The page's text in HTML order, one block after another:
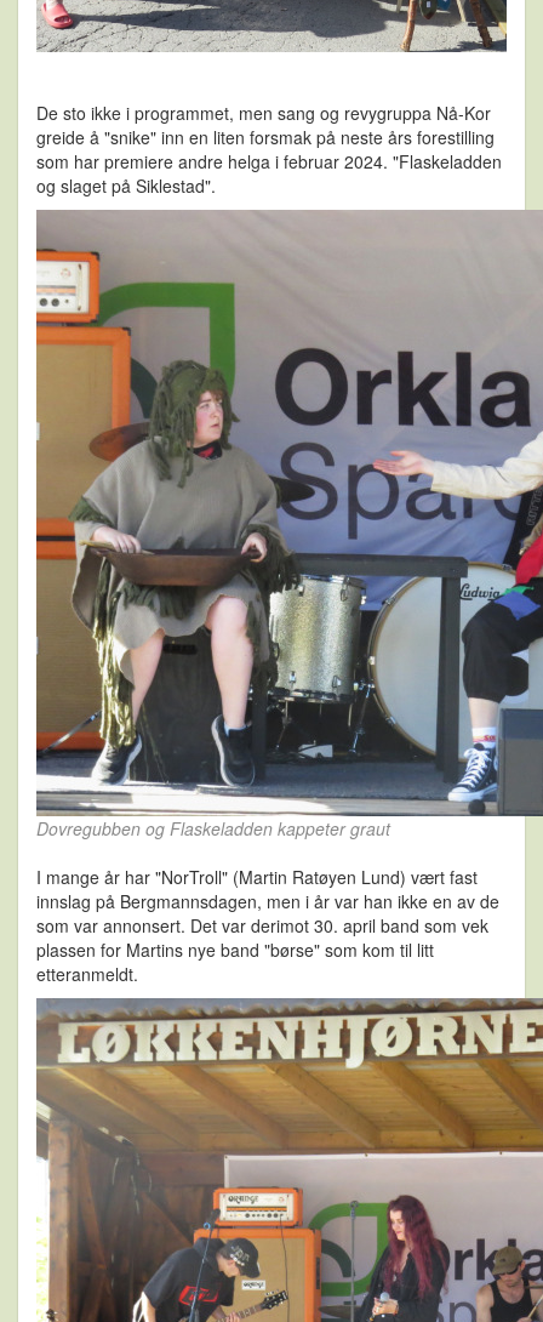
De sto ikke i programmet, men sang og revygruppa Nå-Kor
greide å "snike" inn en liten forsmak på neste års forestilling
som har premiere andre helga i februar 2024. "Flaskeladden
og slaget på Siklestad".
Dovregubben og Flaskeladden kappeter graut
I mange år har "NorTroll" (Martin Ratøyen Lund) vært fast
innslag på Bergmannsdagen, men i år var han ikke en av de
som var annonsert. Det var derimot 30. april band som vek
plassen for Martins nye band "børse" som kom til litt
etteranmeldt.